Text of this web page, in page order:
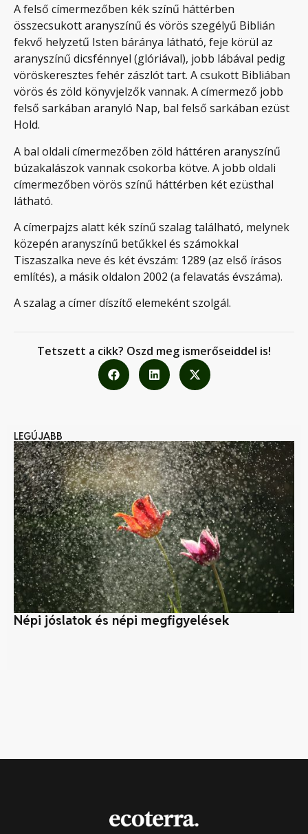
A felső címermezőben kék színű háttérben
összecsukott aranyszínű és vörös szegélyű Biblián
fekvő helyzetű Isten báránya látható, feje körül az
aranyszínű dicsfénnyel (glóriával), jobb lábával pedig
vöröskeresztes fehér zászlót tart. A csukott Bibliában
vörös és zöld könyvjelzők vannak. A címermező jobb
felső sarkában aranyló Nap, bal felső sarkában ezüst
Hold.
A bal oldali címermezőben zöld háttéren aranyszínű
búzakalászok vannak csokorba kötve. A jobb oldali
címermezőben vörös színű háttérben két ezüsthal
látható.
A címerpajzs alatt kék színű szalag található, melynek
közepén aranyszínű betűkkel és számokkal
Tiszaszalka neve és két évszám: 1289 (az első írásos
említés), a másik oldalon 2002 (a felavatás évszáma).
A szalag a címer díszítő elemeként szolgál.
Tetszett a cikk? Oszd meg ismerőseiddel is!
LEGÚJABB
Népi jóslatok és népi megfigyelések